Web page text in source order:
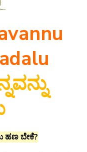
ಹಣ ಬೇಕೆ?